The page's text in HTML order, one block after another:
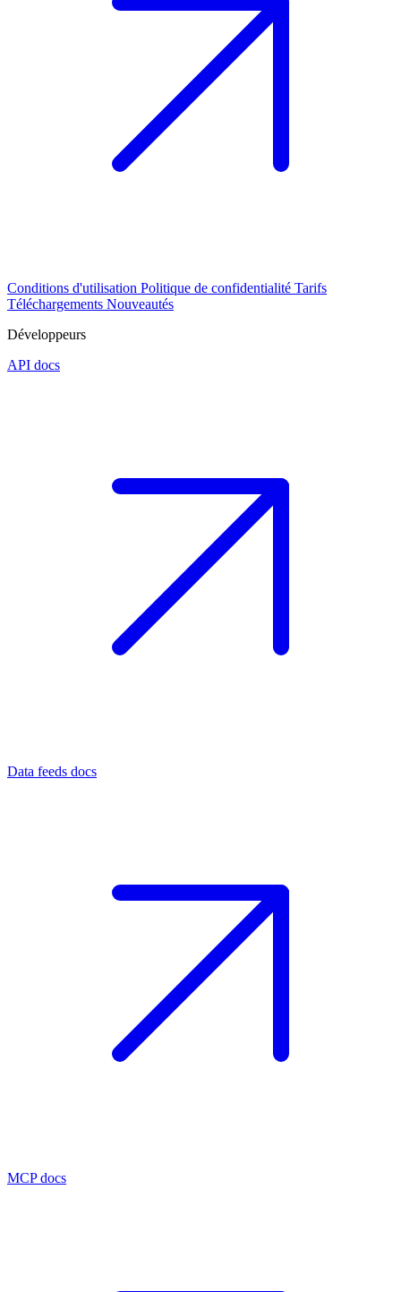
Conditions d'utilisation Politique de confidentialité Tarifs
Téléchargements Nouveautés
Développeurs
API docs
Data feeds docs
MCP docs